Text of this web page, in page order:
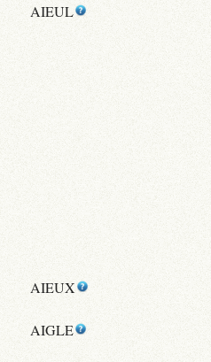
AIEUL
AIEUX
AIGLE